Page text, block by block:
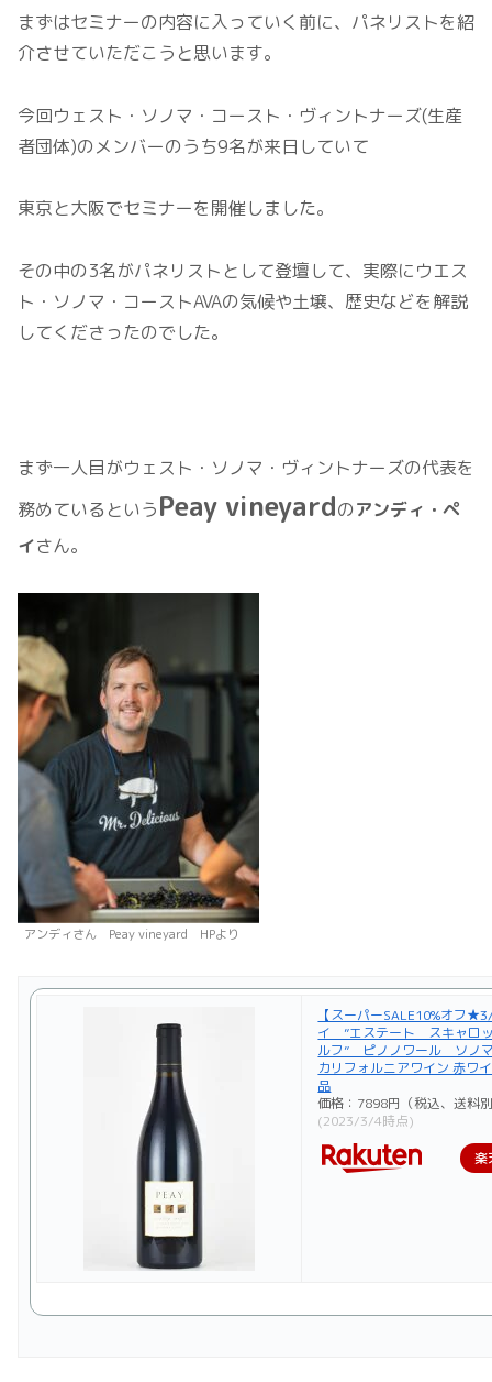
まずはセミナーの内容に入っていく前に、パネリストを紹
介させていただこうと思います。
今回ウェスト・ソノマ・コースト・ヴィントナーズ(生産
者団体)のメンバーのうち9名が来日していて
東京と大阪でセミナーを開催しました。
その中の3名がパネリストとして登壇して、実際にウエス
ト・ソノマ・コーストAVAの気候や土壌、歴史などを解説
してくださったのでした。
まず一人目がウェスト・ソノマ・ヴィントナーズの代表を
務めているというPeay vineyardのアンディ・ペ
イさん。
アンディさん Peay vineyard HPより
【スーパーSALE10%オフ
イ ”エステート スキャロ
ルフ” ピノノワール ソノ
カリフォルニアワイン 赤ワ
品
価格：7898円（税込、送料
(2023/3/4時点)
楽